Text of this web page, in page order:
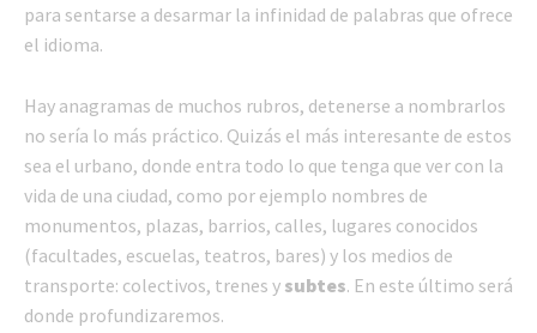
para sentarse a desarmar la infinidad de palabras que ofrece
el idioma.
Hay anagramas de muchos rubros, detenerse a nombrarlos
no sería lo más práctico. Quizás el más interesante de estos
sea el urbano, donde entra todo lo que tenga que ver con la
vida de una ciudad, como por ejemplo nombres de
monumentos, plazas, barrios, calles, lugares conocidos
(facultades, escuelas, teatros, bares) y los medios de
transporte: colectivos, trenes y subtes. En este último será
donde profundizaremos.